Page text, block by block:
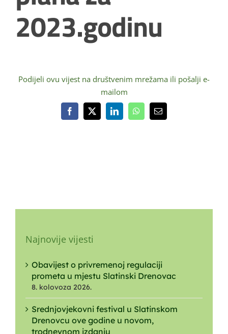
2023.godinu
Podijeli ovu vijest na društvenim mrežama ili pošalji e-
mailom
Facebook
X LinkedInWhatsAppEmail:
Najnovije vijesti
Obavijest o privremenoj regulaciji
prometa u mjestu Slatinski Drenovac
8. kolovoza 2026.
Srednjovjekovni festival u Slatinskom
Drenovcu ove godine u novom,
trodnevnom izdanju